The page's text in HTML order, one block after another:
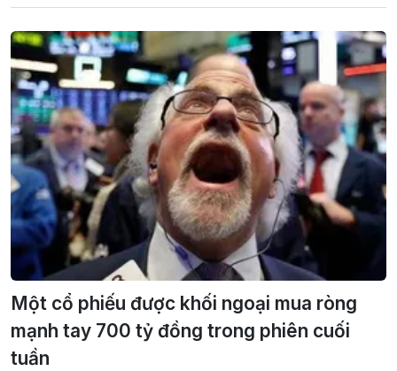
Một cổ phiếu được khối ngoại mua ròng
mạnh tay 700 tỷ đồng trong phiên cuối
tuần